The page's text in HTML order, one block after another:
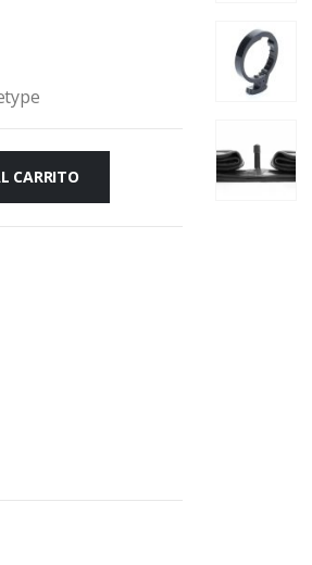
CARRITO